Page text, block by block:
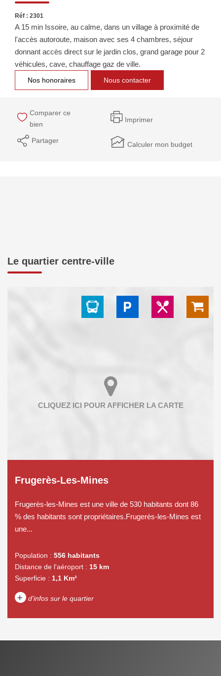
NOTRE GROUPE
Nos Agences
Nos Partenaires
Nous Rejoindre
Espace Dossier Location
Réf : 2301
A 15 min Issoire, au calme, dans un village à proximité de
l'accès autoroute, maison avec ses 4 chambres, séjour
donnant accès direct sur le jardin clos, grand garage pour 2
véhicules, cave, chauffage gaz de ville.
Nos honoraires Nous contacter
Comparer ce
bien
Imprimer
Partager Calculer mon budget
Le quartier centre-ville
Frugerès-Les-Mines
Frugerès-les-Mines est une ville de 530 habitants dont 86
% des habitants sont propriétaires.Frugerès-les-Mines est
une...
Population : 556 habitants
Distance de l'aéroport : 15 km
Superficie : 1,1 Km²
+ d'infos sur le quartier